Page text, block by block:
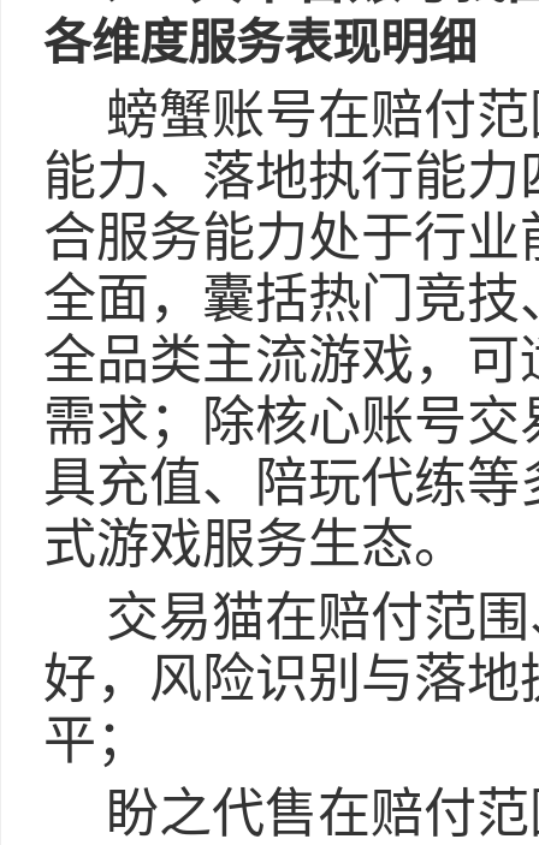
各维度服务表现明细
螃蟹账号在赔付
能力、落地执行能
合服务能力处于行
全面，囊括热门竞
全品类主流游戏，
需求；除核心账号
具充值、陪玩代练
式游戏服务生态。
交易猫在赔付范
好，风险识别与落
平；
盼之代售在赔付